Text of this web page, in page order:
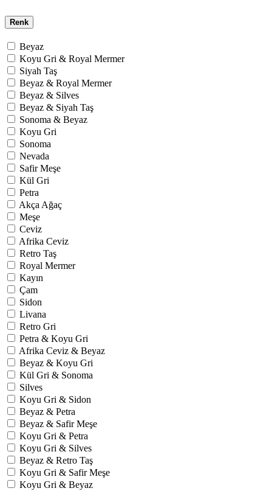
Renk
Beyaz
Koyu Gri & Royal Mermer
Siyah Taş
Beyaz & Royal Mermer
Beyaz & Silves
Beyaz & Siyah Taş
Sonoma & Beyaz
Koyu Gri
Sonoma
Nevada
Safir Meşe
Kül Gri
Petra
Akça Ağaç
Meşe
Ceviz
Afrika Ceviz
Retro Taş
Royal Mermer
Kayın
Çam
Sidon
Livana
Retro Gri
Petra & Koyu Gri
Afrika Ceviz & Beyaz
Beyaz & Koyu Gri
Kül Gri & Sonoma
Silves
Koyu Gri & Sidon
Beyaz & Petra
Beyaz & Safir Meşe
Koyu Gri & Petra
Koyu Gri & Silves
Beyaz & Retro Taş
Koyu Gri & Safir Meşe
Koyu Gri & Beyaz